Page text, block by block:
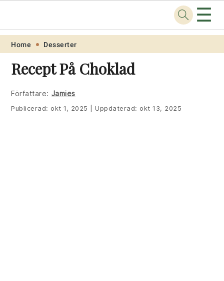
Skip
primary
navigation
Skip
main
content
Skip
primary
sidebar
Skip
footer
Recept.one ☰
Home Desserter
Recept På Choklad
Författare: Jamies
Publicerad: okt 1, 2025 Uppdaterad: okt 13, 2025